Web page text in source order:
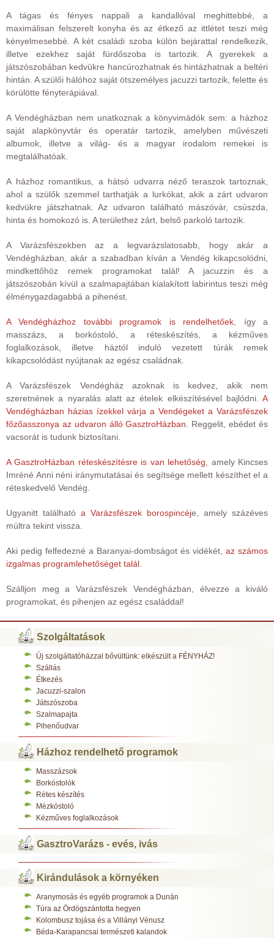
A tágas és fényes nappali a kandallóval meghittebbé, a
maximálisan felszerelt konyha és az étkező az ittlétet teszi még
kényelmesebbé. A két családi szoba külön bejárattal rendelkezik,
illetve ezekhez saját fürdőszoba is tartozik. A gyerekek a
játszószobában kedvükre hancúrozhatnak és hintázhatnak a beltéri
hintán. A szülői hálóhoz saját ötszemélyes jacuzzi tartozik, felette és
körülötte fényterápiával.
A Vendégházban nem unatkoznak a könyvimádók sem: a házhoz
saját alapkönyvtár és operatár tartozik, amelyben művészeti
albumok, illetve a világ- és a magyar irodalom remekei is
megtalálhatóak.
A házhoz romantikus, a hátsó udvarra néző teraszok tartoznak,
ahol a szülők szemmel tarthatják a lurkókat, akik a zárt udvaron
kedvükre játszhatnak. Az udvaron található mászóvár, csúszda,
hinta és homokozó is. A területhez zárt, belső parkoló tartozik.
A Varázsfészekben az a legvarázslatosabb, hogy akár a
Vendégházban, akár a szabadban kíván a Vendég kikapcsolódni,
mindkettőhöz remek programokat talál! A jacuzzin és a
játszószobán kívül a szalmapajtában kialakított labirintus teszi még
élménygazdagabbá a pihenést.
A Vendégházhoz további programok is rendelhetőek , így a
masszázs, a borkóstoló, a réteskészítés, a kézműves
foglalkozások, illetve háztól induló vezetett túrák remek
kikapcsolódást nyújtanak az egész családnak.
A Varázsfészek Vendégház azoknak is kedvez, akik nem
szeretnének a nyaralás alatt az ételek elkészítésével bajlódni. A
Vendégházban házias ízekkel várja a Vendégeket a Varázsfészek
főzőasszonya az udvaron álló GasztroHázban.
Reggelit, ebédet és
vacsorát is tudunk biztosítani.
A GasztroHázban réteskészítésre is van lehetőség , amely Kincses
Imréné Anni néni iránymutatásai és segítsége mellett készíthet el a
réteskedvelő Vendég.
Ugyanitt található a Varázsfészek borospincéje, amely százéves
múltra tekint vissza.
Aki pedig felfedezné a Baranyai-dombságot és vidékét, az számos
izgalmas programlehetőséget talál.
Szálljon meg a Varázsfészek Vendégházban, élvezze a kiváló
programokat, és pihenjen az egész családdal!
Szolgáltatások
Új szolgáltatóházzal bővültünk: elkészült a FÉNYHÁZ!
Szállás
Étkezés
Jacuzzi-szalon
Játszószoba
Szalmapajta
Pihenőudvar
Házhoz rendelhető programok
Masszázsok
Borkóstolók
Rétes készítés
Mézkóstoló
Kézműves foglalkozások
GasztroVarázs - evés, ivás
Kirándulások a környéken
Aranymosás és egyéb programok a Dunán
Túra az Ördögszántotta hegyen
Kolombusz tojása és a Villányi Vénusz
Béda-Karapancsai természeti kalandok